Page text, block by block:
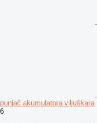
punjač akumulatora viljuškara
6